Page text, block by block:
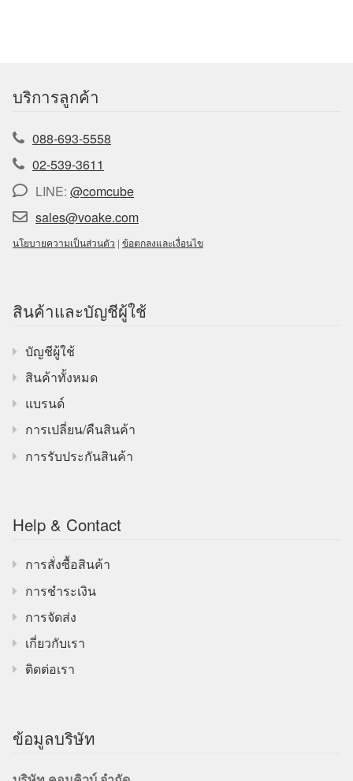
บริการลูกค้า
088-693-5558
02-539-3611
LINE: @comcube
sales@voake.com
นโยบายความเป็นส่วนตัว | ข้อตกลงและเงื่อนไข
สินค้าและบัญชีผู้ใช้
บัญชีผู้ใช้
สินค้าทั้งหมด
แบรนด์
การเปลี่ยน/คืนสินค้า
การรับประกันสินค้า
Help & Contact
การสั่งซื้อสินค้า
การชำระเงิน
การจัดส่ง
เกี่ยวกับเรา
ติดต่อเรา
ข้อมูลบริษัท